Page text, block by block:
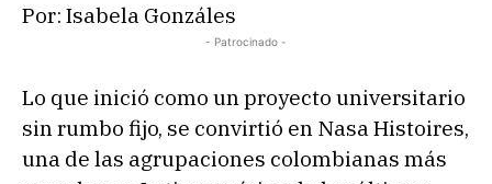
Por: Isabela Gonzáles
- Patrocinado -
Lo que inició como un proyecto universitario
sin rumbo fijo, se convirtió en Nasa Histoires,
una de las agrupaciones colombianas más